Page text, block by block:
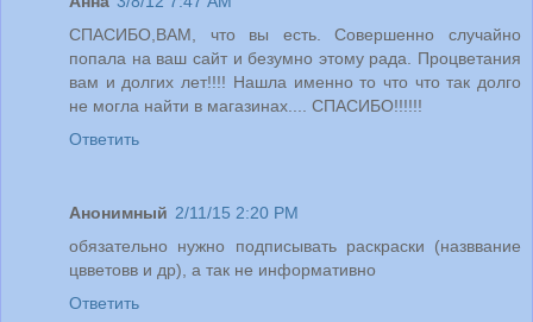
СПАСИБО,ВАМ, что вы есть. Совершенно случайно
попала на ваш сайт и безумно этому рада. Процветания
вам и долгих лет!!!! Нашла именно то что что так долго
не могла найти в магазинах.... СПАСИБО!!!!!!
Ответить
Анонимный 2/11/15 2:20 PM
обязательно нужно подписывать раскраски (назввание
цвветовв и др), а так не информативно
Ответить